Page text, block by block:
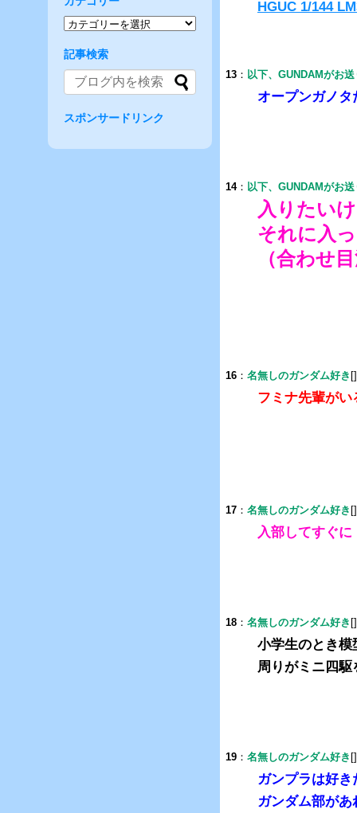
HGUC 1/144
13 ： 以下、GUNDAMがお
オープンガノ
14： 以下、GUNDAMがお
入りたい
それに入
（合わせ
16 ： 名無しのガンダム好き
フミナ先輩がい
17 ： 名無しのガンダム好き
入部してすぐ
18 ： 名無しのガンダム好き
小学生のとき模
周りがミニ四
19 ： 名無しのガンダム好き
ガンプラは好
ガンダム部が
記事検索
スポンサードリンク